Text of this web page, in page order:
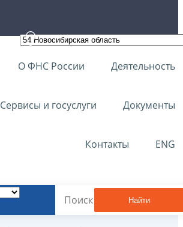
О ФНС России Деятельность
Сервисы и госуслуги Документы
Контакты ENG
Найти